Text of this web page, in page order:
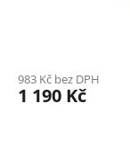
983 Kč bez DPH
1 190 Kč